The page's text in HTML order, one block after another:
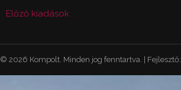
Előző kiadások
© 2026 Kompolt. Minden jog fenntartva. | Fejlesztő: